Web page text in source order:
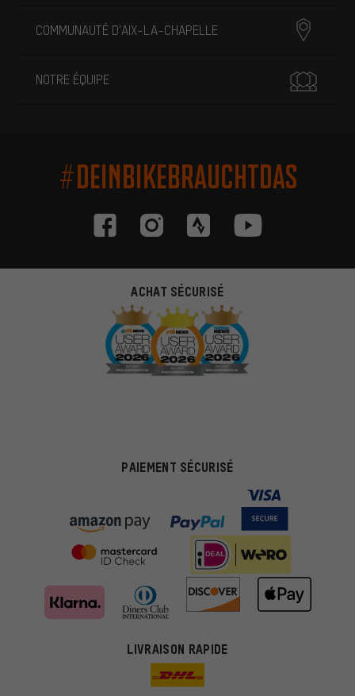
COMMUNAUTÉ D'AIX-LA-CHAPELLE
NOTRE ÉQUIPE
#DEINBIKEBRAUCHTDAS
ACHAT SÉCURISÉ
PAIEMENT SÉCURISÉ
LIVRAISON RAPIDE